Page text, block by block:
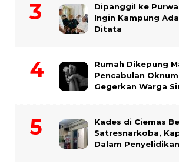
Dipanggil ke
Ingin Kampung
Ditata
Rumah Dikepung
Pencabulan
Gegerkan Warga
Kades di Ciemas
Satresnarkoba,
Dalam Penyelidikan